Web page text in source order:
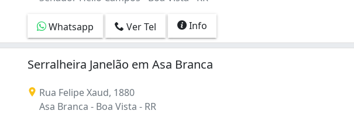
Whatsapp Ver Tel Info
Serralheira Janelão em Asa Branca
Rua Felipe Xaud, 1880
Asa Branca - Boa Vista - RR